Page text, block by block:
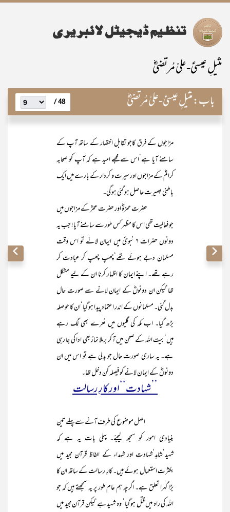
مثیلِ عیسیٰؑ-علیّ مُرتضیٰؓ
باب:مثیلِ عیسیٰؑ-علیّ مُرتضیٰؓ 48 /
مزاجوں کے فرق کاجو تقابل اختصار کے ساتھ آپ کے
سامنے آیا ہے‘اس سے مجھے امید ہے کہ آپ کو صحابہ
کرامؓ کے مزاجوں اور سیرت و کردار کے بارے میں ایک
باطنی بصیرت حاصل ہو گئی ہو گی۔
حضرت حمزہؓ اور حضرت عمرؓ کے مزاجوں میں
جو فعالیت تھی اس کا مظہر کس طور سے سامنے آیا! جب یہ
دونوں حضرات ۶ نبویؐ میں ایمان لائے تو اس وقت
مسلمان دبے ہوئے تھے‘چھپ چھپ کر عبادت کر
رہے تھے۔ اپنے ایمان کا اظہار کرنا ان کے لیے مشکل
تھا‘لیکن ان دونوںؓ کے ایمان لانے سے صورت حال
بدل گئی۔ مسلمانوں کے اندر اعتماد پیدا ہو گیا‘ان کا حوصلہ
بڑھ گیا۔ اب مکہ کی گلیوں میں نعرے بھی لگ رہے
ہیں‘بیت اللہ کے صحن میں آ کر برملا نماز بھی ادا کی جا رہی
ہے۔ یہ ساری صورت حال جو بدلی ہے تو اس میں ان
دونوںؓ کے ایمان لانے کو فیصلہ کن دخل تھا۔
’’شہادت‘‘اور کارِ رسالت
اصل موضوع کی طرف آنے سے پہلے تین
بنیادی امور کو سمجھ لیجئے۔ پہلی بات یہ ہے کہ
شہید‘شاہد‘شہادت اور شہداء کے الفاظ قرآن مجید میں
بکثرت استعمال ہوئے ہیں۔ کارِ رسالت کے ساتھ ان کا
بڑا گہرا تعلق ہے۔ اگرچہ ہم عام طور پر یہ سمجھتے ہیں کہ جو
اللہ کی راہ میں قتل ہو گیا‘ وہ شہید ہے‘لیکن قرآن مجید میں